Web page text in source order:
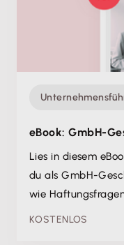
eBook: GmbH-
Lies in diesem
du als GmbH-
wie
KOSTENLOS